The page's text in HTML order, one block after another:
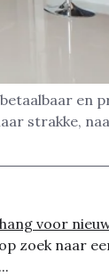
en
strakke,
voor
zoek naar